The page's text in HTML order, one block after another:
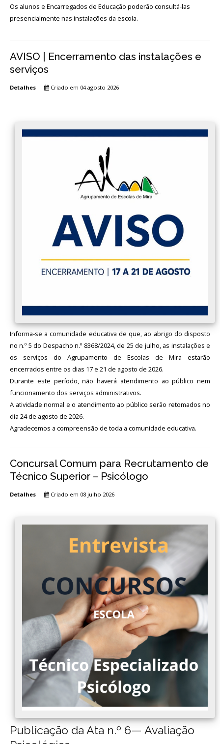
Os alunos e Encarregados de Educação poderão consultá-las
presencialmente nas instalações da escola.
AVISO | Encerramento das instalações e
serviços
Detalhes Criado em 04 agosto 2026
Informa-se a comunidade educativa de que, ao abrigo do disposto
no n.º 5 do Despacho n.º 8368/2024, de 25 de julho, as instalações e
os serviços do Agrupamento de Escolas de Mira estarão
encerrados entre os dias 17 e 21 de agosto de 2026.
Durante este período, não haverá atendimento ao público nem
funcionamento dos serviços administrativos.
A atividade normal e o atendimento ao público serão retomados no
dia 24 de agosto de 2026.
Agradecemos a compreensão de toda a comunidade educativa.
Concursal Comum para Recrutamento de
Técnico Superior – Psicólogo
Detalhes Criado em 08 julho 2026
Publicação da Ata n.º 6— Avaliação